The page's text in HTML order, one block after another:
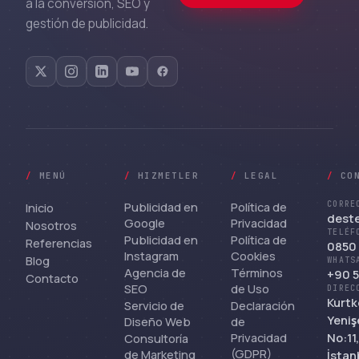
a la conversión, SEO y
gestión de publicidad.
/ MENÚ
Inicio
Nosotros
Referencias
Blog
Contacto
/ HIZMETLER
Publicidad en
Google
Publicidad en
Instagram
Agencia de
SEO
Servicio de
Diseño Web
Consultoría
de Marketing
/ LEGAL
Política de
Privacidad
Política de
Cookies
Términos
de Uso
Declaración
de
Privacidad
(GDPR)
/
0850
+90